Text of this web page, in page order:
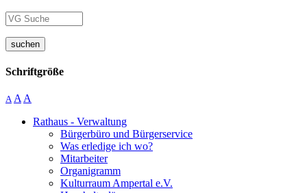
suchen
Schriftgröße
A A A
Rathaus - Verwaltung
Bürgerbüro und Bürgerservice
Was erledige ich wo?
Mitarbeiter
Organigramm
Kulturraum Ampertal e.V.